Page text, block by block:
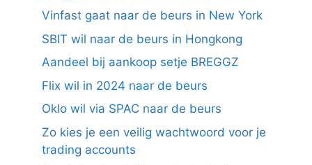
Vinfast gaat naar de beurs in New York
SBIT wil naar de beurs in Hongkong
Aandeel bij aankoop setje BREGGZ
Flix wil in 2024 naar de beurs
Oklo wil via SPAC naar de beurs
Zo kies je een veilig wachtwoord voor je
trading accounts